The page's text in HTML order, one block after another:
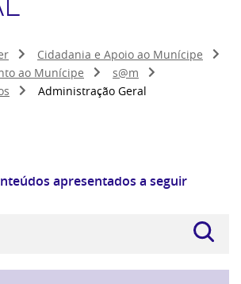
Cidadania e Apoio ao Munícipe
ao Munícipe
s@m
Administração Geral
apresentados a seguir